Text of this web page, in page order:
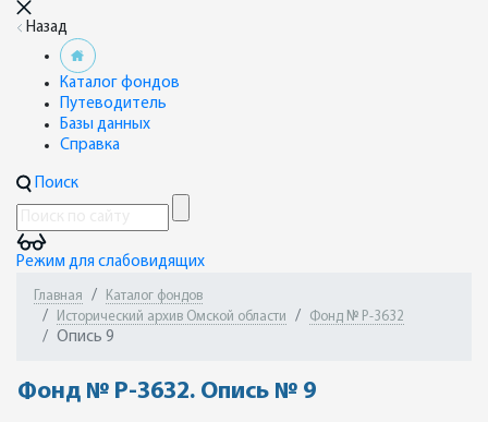
Назад
Каталог фондов
Путеводитель
Базы данных
Справка
Поиск
Режим для слабовидящих
Главная
Каталог фондов
Исторический архив Омской области
Фонд № Р-3632
Опись 9
Фонд № Р-3632. Опись № 9